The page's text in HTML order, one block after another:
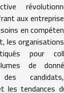
aux
en
les
pour
de
des
les tendances